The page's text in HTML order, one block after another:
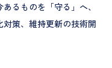
るものを「守る」へ、
策、維持更新の技術開